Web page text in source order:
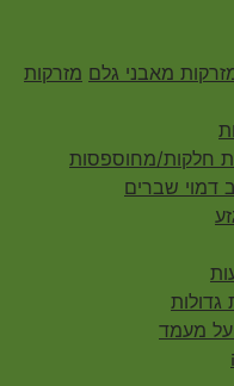
מאבני גלם מזרקות
חלקות/מחוספסות
דמוי שברים
גדולות
על מעמד